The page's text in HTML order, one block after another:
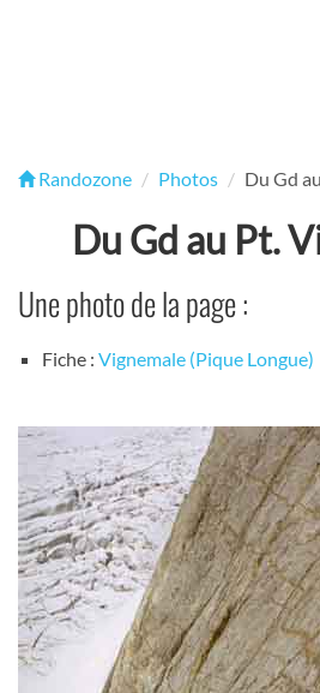
Randozone Photos Du Gd
Du Gd au Pt.
Une photo de la page :
Fiche : Vignemale (Pique Longue)